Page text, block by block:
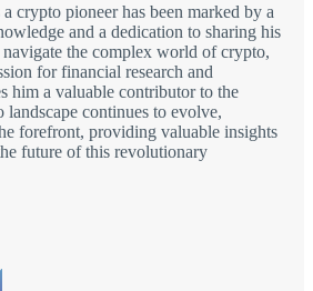
crypto pioneer has been marked by a
and a dedication to sharing his
the complex world of crypto,
for financial research and
him a valuable contributor to the
continues to evolve,
forefront, providing valuable insights
future of this revolutionary